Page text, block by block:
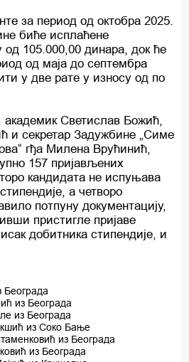
за период од октобра 2025.
биће исплаћене
од 105.000,00 динара, док ће
од маја до септембра
у две рате у износу од по
академик Светислав Божић,
и секретар Задужбине „Симе
гђа Милена Врућинић,
157 пријављених
кандидата не испуњава
а четворо
потпуну документацију,
пристигле пријаве
добитника стипендије, и
из Београда
из Београда
из Соко Бање
из Београда
из Београда